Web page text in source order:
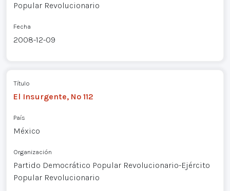
Popular Revolucionario
Fecha
2008-12-09
Título
El Insurgente, Nº 112
País
México
Organización
Partido Democrático Popular Revolucionario-Ejército
Popular Revolucionario